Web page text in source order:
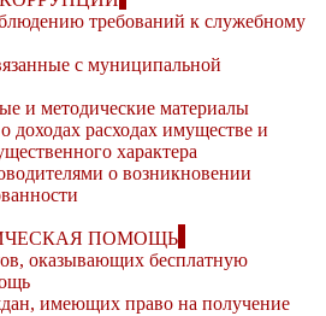
требований к служебному
с муниципальной
и методические материалы
доходах расходах имуществе и
характера
о возникновении
ПОМОЩЬ
оказывающих бесплатную
имеющих право на получение